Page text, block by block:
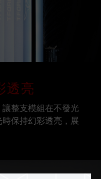
透亮
整支模組在不發光
保持幻彩透亮，展